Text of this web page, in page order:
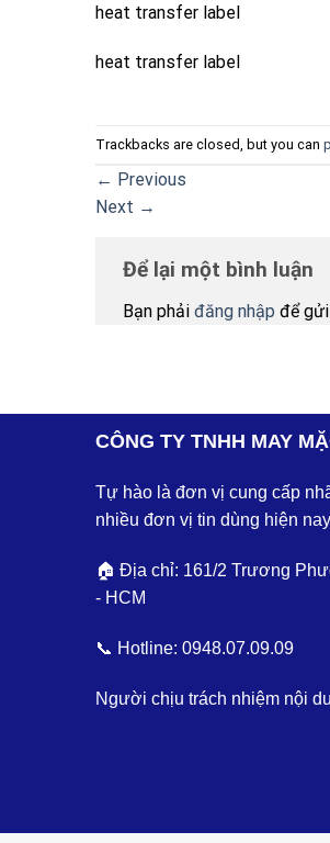
heat transfer label
heat transfer label
Trackbacks are closed, but you can
← Previous
Next →
Để lại một bình luận
Bạn phải đăng nhập để gửi
CÔNG TY TNHH MAY
Tự hào là đơn vị cung cấp
nhiều đơn vị tin dùng hiện
🏠 Địa chỉ: 161/2 Trương
- HCM
📞 Hotline: 0948.07.09.09
Người chịu trách nhiệm nội